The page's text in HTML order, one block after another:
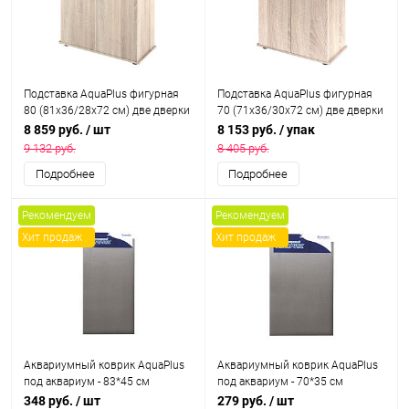
Подставка AquaPlus фигурная
80 (81х36/28х72 см) две дверки
ДСП, дуб сонома, в коробке,
подходит для модели
аквариума LUX Ф115
8 859 руб. / шт
9 132 руб.
Подробнее
Подставка AquaPlus фигурная
70 (71х36/30х72 см) две дверки
ДСП, дуб сонома, в коробке,
подходит для модели
аквариума LUX Ф105
8 153 руб. / упак
8 405 руб.
Подробнее
Рекомендуем
Хит продаж
Аквариумный коврик AquaPlus
под аквариум - 83*45 см
348 руб. / шт
Рекомендуем
Хит продаж
Аквариумный коврик AquaPlus
под аквариум - 70*35 см
279 руб. / шт